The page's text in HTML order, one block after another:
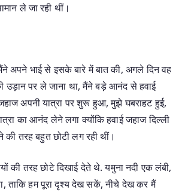
ले जा रही थीं।
अपने भाई से इसके बारे में बात की, अगले दिन वह
उड़ान पर ले जाना था, मैंने बड़े आनंद से हवाई
अपनी यात्रा पर शुरू हुआ, मुझे घबराहट हुई,
का आनंद लेने लगा क्योंकि हवाई जहाज दिल्ली
तरह बहुत छोटी लग रही थीं।
की तरह छोटे दिखाई देते थे. यमुना नदी एक लंबी,
ताकि हम पूरा दृश्य देख सकें, नीचे देख कर मैं